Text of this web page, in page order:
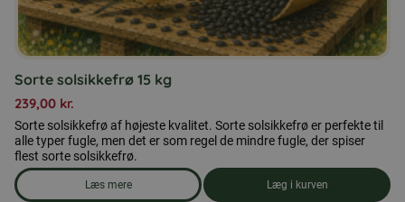
Sorte solsikkefrø 15 kg
239,00 kr.
Sorte solsikkefrø af højeste kvalitet. Sorte solsikkefrø er perfekte til
alle typer fugle, men det er som regel de mindre fugle, der spiser
flest sorte solsikkefrø.
Læs mere
om produkten Sorte solsikkefrø 15 kg
Læg i kurven